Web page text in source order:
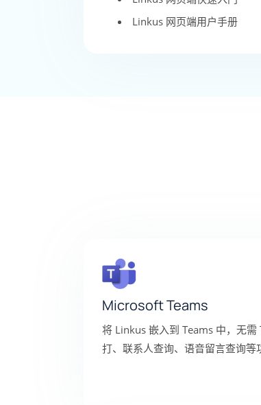
Linkus 网页端用户手册
Microsoft Teams
将 Linkus 嵌入到 Teams 中，无
打、联系人查询、语音留言查询等